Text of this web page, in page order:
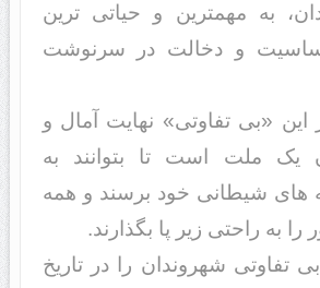
به مهمترین و حیاتی ترین
حساسیت و دخالت در سرنوشت
«بی تفاوتی» نهایت آمال و
یک ملت است تا بتوانند به
های شیطانی خود برسند و همه
به راحتی زیر پا بگذارند.
تفاوتی شهروندان را در تاریخ